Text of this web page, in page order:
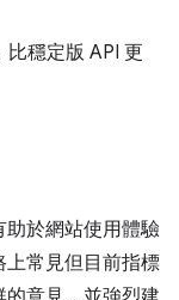
穩定版 API 更
於網站使用體驗
常見但目前指標